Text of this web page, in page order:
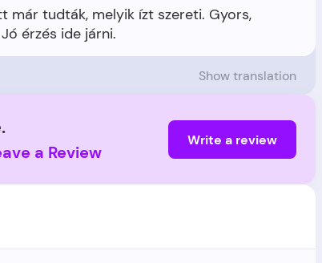
tudták, melyik ízt szereti. Gyors,
Show translation
a Review
Write a review